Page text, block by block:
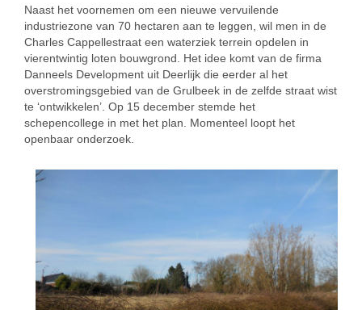
Naast het voornemen om een nieuwe vervuilende
industriezone van 70 hectaren aan te leggen, wil men in de
Charles Cappellestraat een waterziek terrein opdelen in
vierentwintig loten bouwgrond. Het idee komt van de firma
Danneels Development uit Deerlijk die eerder al het
overstromingsgebied van de Grulbeek in de zelfde straat wist
te ‘ontwikkelen’. Op 15 december stemde het
schepencollege in met het plan. Momenteel loopt het
openbaar onderzoek.